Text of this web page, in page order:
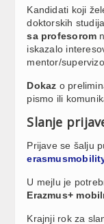
Kandidati koji
doktorskih
sa profesorom
iskazalo
mentor/
Dokaz o
pismo ili
Slanje
Prijave se šalju
U mejlu je
Erazmus+
Krajnji rok za